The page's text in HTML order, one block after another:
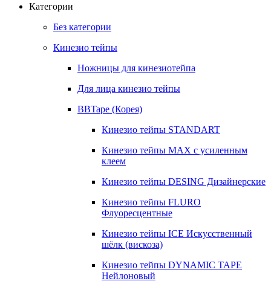
Категории
Без категории
Кинезио тейпы
Ножницы для кинезиотейпа
Для лица кинезио тейпы
BBTape (Корея)
Кинезио тейпы STANDART
Кинезио тейпы МАХ с усиленным
клеем
Кинезио тейпы DESING Дизайнерские
Кинезио тейпы FLURO
Флуоресцентные
Кинезио тейпы ICE Искусственный
шёлк (вискоза)
Кинезио тейпы DYNAMIC TAPE
Нейлоновый